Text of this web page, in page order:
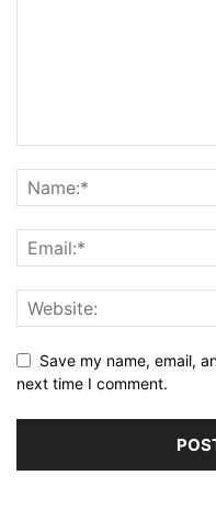
Save my name, email,
next time I comment.